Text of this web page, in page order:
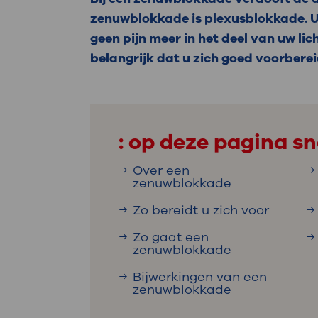
Uw
Uw
Werken
Contact
steeds verder uit, zodat u zelf meer
we u sneller helpen.
Direct naar MijnOLVG
zenuwblokkade is plexusblokkade.
geen pijn meer in het deel van uw
belangrijk dat u zich goed
: op deze pagina
Over een
zenuwblokkade
Zo bereidt u zich voor
Zo gaat een
zenuwblokkade
Bijwerkingen van een
zenuwblokkade